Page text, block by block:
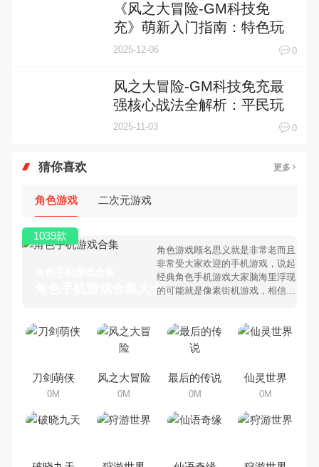
《风之大冒险-GM科技免
充》萌新入门指南：特色玩
法全解析，轻松玩转奇幻世
2025-12-06 0
风之大冒险-GM科技免充最
强核心战法全解析：平民玩
家逆袭的秘密武器
2025-11-03 0
猜你喜欢 更多
角色游戏 二次元游戏
角色手机游戏合集大全 >
角色游戏顾名思义就是非常老而且
非常受大家欢迎的手机游戏，说起
经典角色手机游戏大家脑海里浮现
的可能就是像素街机游戏，相信很
色手机游戏有哪些呢？游戏今天，
乐途下载站小编芒果味的怪咖给大
集，欢迎大家前来选择下载体验
1039款
刀剑萌侠
0M
风之大冒险
0M
最后的传说
0M
仙灵世界
0M